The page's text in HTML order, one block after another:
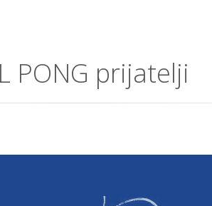
PONG prijatelji